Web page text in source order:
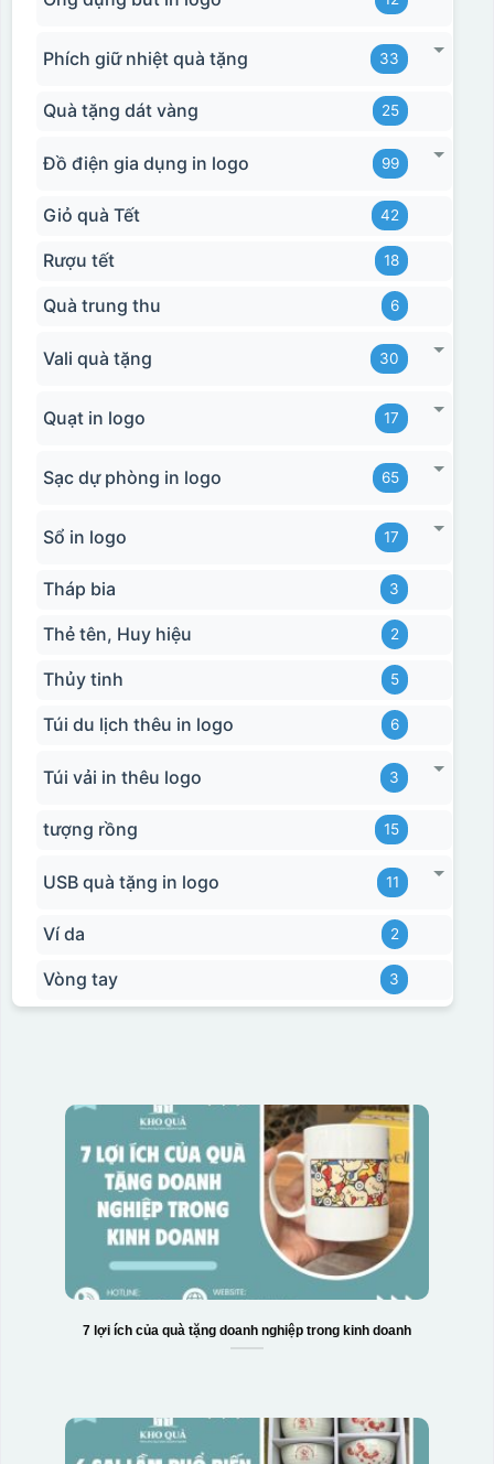
Phích giữ nhiệt quà tặng 33
Quà tặng dát vàng 25
Đồ điện gia dụng in logo 99
Giỏ quà Tết 42
Rượu tết 18
Quà trung thu 6
Vali quà tặng 30
Quạt in logo 17
Sạc dự phòng in logo 65
Sổ in logo 17
Tháp bia 3
Thẻ tên, Huy hiệu 2
Thủy tinh 5
Túi du lịch thêu in logo 6
Túi vải in thêu logo 3
tượng rồng 15
USB quà tặng in logo 11
Ví da 2
Vòng tay 3
7 lợi ích của quà tặng doanh nghiệp trong kinh doanh